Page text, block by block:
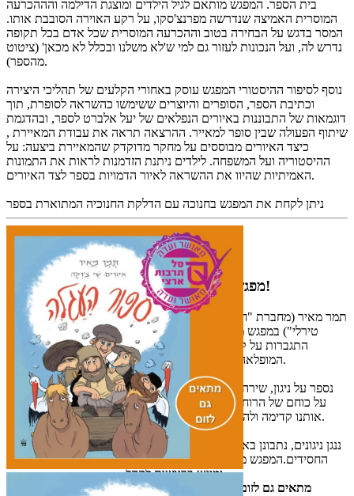
בית הספר. המפגש מותאם לגיל הילדים ומוצגת הדילמה והההכרעה
המוסרית האמיצה שנדרשה מפרנצ'סקו, על רקע האוירה הסובבת אותו.
המסר בדגש על הבחירה בטוב וההכרעה המוסרית שכל אדם בכל תקופה
נדרש לה, ועל הנכונות לעזור גם למי ש'לא משלנו ובכלל לא מכאן' (ציטוט
מהספר).
נוסף לסיפור ההיסטורי המפגש עוסק באחורי הקלעים של תהליכי היצירה
וכתיבת הספר, הסופרים והיוצרים ששימשו כהשראה לסופרת, תוך
דוגמאות של התבוננות באיורים הנפלאים של יעל אלברט לספר, ובהדגמת
שיתוף הפעולה שבין סופר למאייר. ההרצאה תראה את עבודת המאיירת ,
כיצד האיורים מבוססים על מחקר מדוקדק שהמאיירת ביצעה: על
ההיסטוריה ועל המשפחה. לילדים ניתנת הזדמנות לראות את התמונות
האמיתיות שהיוו את ההשראה לאיור הדמויות בספר לצד האיורים.
ניתן לקחת את המפגש בחנוכה עם הדלקת החנוכיה המתוארת בספר
סיפור העגלה
מפגש שמח מרתק וייחודי!
תמר מאיר (מחברת "חנות הגלידה של פרנצ'סקו
טירלי") במפגש מרתק וסיפור אופטימי על
התגברות על קשיים, לפי מיטב המסורת
המופלאה של הסיפורים החסידיים.
נספר על ניגון, שירה וריקוד, צחוק וסיפור, וגם
על כוחם של הרוח,המוזיקה והאמנות לדחוף
אותנו קדימה ולהביא אותנו אל מחוז חפצנו.
ננגן ניגונים, נתבונן באיורים ונצא למסע יחד עם
החסידים.המפגש מתאים לילדי כל המגזרים,
ומוגש ברגישות לקהל.
מתאים גם לזום
עלילה מקורית השואבת